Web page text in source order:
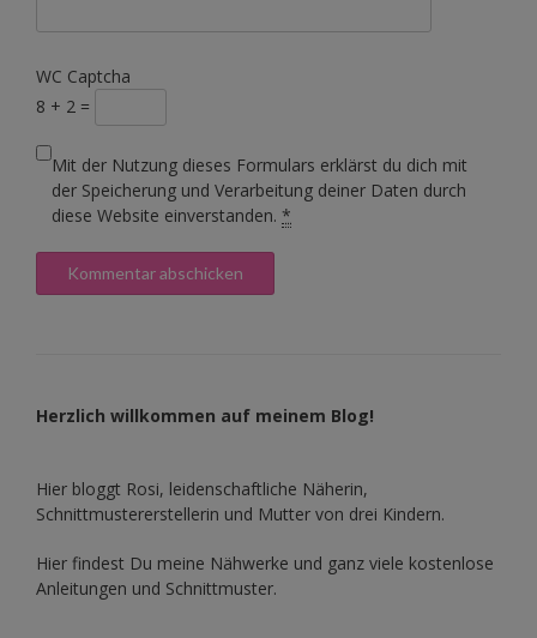
WC Captcha
8 + 2 =
Mit der Nutzung dieses Formulars erklärst du dich mit
der Speicherung und Verarbeitung deiner Daten durch
diese Website einverstanden. *
Herzlich willkommen auf meinem Blog!
Hier bloggt Rosi, leidenschaftliche Näherin,
Schnittmustererstellerin und Mutter von drei Kindern.
Hier findest Du meine Nähwerke und ganz viele kostenlose
Anleitungen und Schnittmuster.